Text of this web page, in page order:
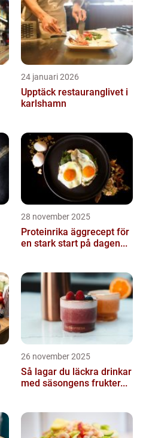
24 januari 2026
Upptäck restauranglivet i
karlshamn
28 november 2025
Proteinrika äggrecept för
en stark start på dagen...
26 november 2025
Så lagar du läckra drinkar
med säsongens frukter...